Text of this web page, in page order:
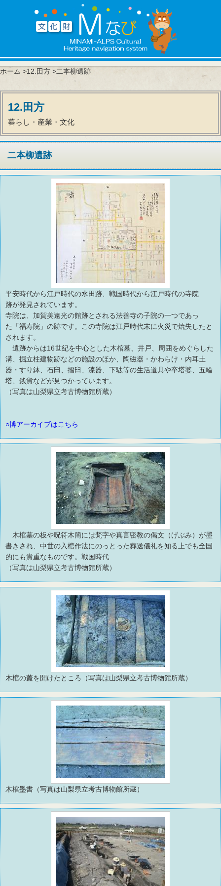
ホーム >12.田方 >二本柳遺跡
12.田方
暮らし・産業・文化
二本柳遺跡
平安時代から江戸時代の水田跡、戦国時代から江戸時代の寺院
跡が発見されています。
寺院は、加賀美遠光の館跡とされる法善寺の子院の一つであっ
た「福寿院」の跡です。この寺院は江戸時代末に火災で焼失したと
されます。
遺跡からは16世紀を中心とした木棺墓、井戸、周囲をめぐらした
溝、掘立柱建物跡などの施設のほか、陶磁器・かわらけ・内耳土
器・すり鉢、石臼、摺臼、漆器、下駄等の生活道具や卒塔婆、五輪
塔、銭貨などが見つかっています。
（写真は山梨県立考古博物館所蔵）
○博アーカイブはこちら
木棺墓の板や呪符木簡には梵字や真言密教の偈文（げぶみ）が墨
書きされ、中世の入棺作法にのっとった葬送儀礼を知る上でも全国
的にも貴重なものです。戦国時代
（写真は山梨県立考古博物館所蔵）
木棺の蓋を開けたところ（写真は山梨県立考古博物館所蔵）
木棺墨書（写真は山梨県立考古博物館所蔵）